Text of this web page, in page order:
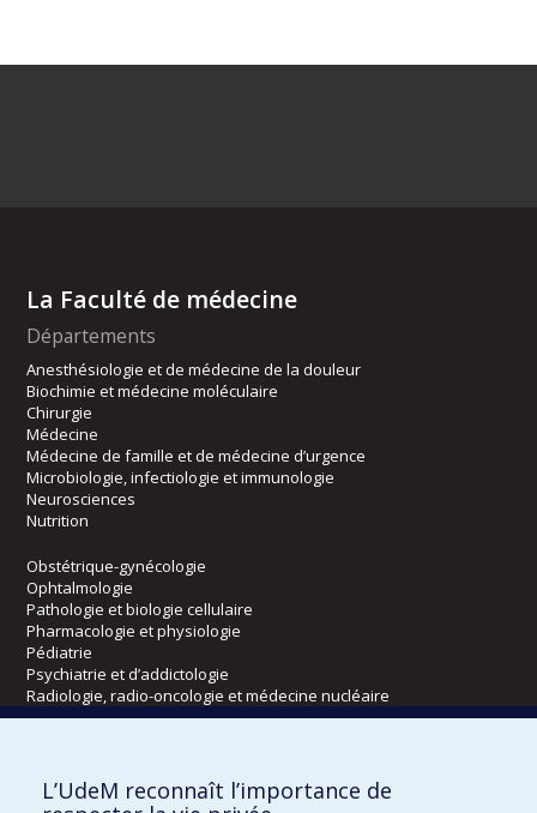
La Faculté de médecine
Départements
Anesthésiologie et de médecine de la douleur
Biochimie et médecine moléculaire
Chirurgie
Médecine
Médecine de famille et de médecine d’urgence
Microbiologie, infectiologie et immunologie
Neurosciences
Nutrition
Obstétrique-gynécologie
Ophtalmologie
Pathologie et biologie cellulaire
Pharmacologie et physiologie
Pédiatrie
Psychiatrie et d’addictologie
Radiologie, radio-oncologie et médecine nucléaire
Écoles
L’UdeM reconnaît l’importance de